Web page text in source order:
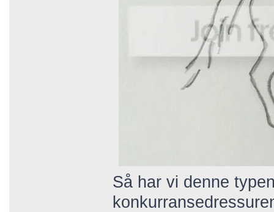
Så har vi denne